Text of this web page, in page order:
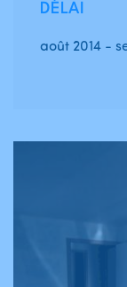
DÉLAI
août 2014 -